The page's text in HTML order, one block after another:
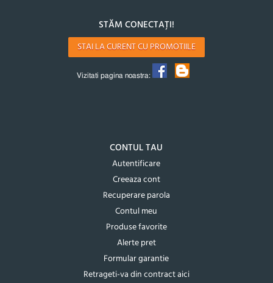
STĂM CONECTAȚI!
STAI LA CURENT CU PROMOTIILE
Vizitati pagina noastra:
CONTUL TAU
Autentificare
Creeaza cont
Recuperare parola
Contul meu
Produse favorite
Alerte pret
Formular garantie
Retrageti-va din contract aici